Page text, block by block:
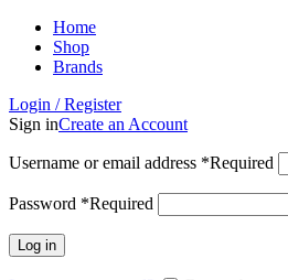
Home
Shop
Brands
Login / Register
Sign inCreate an Account
Username or email address *Required
Password *Required
Log in